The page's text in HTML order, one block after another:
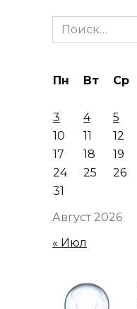
Search
for:
Август 2026
Пн Вт Ср
3
4 5
10
11 12
17
18 19
24
25 26
31
« Июл